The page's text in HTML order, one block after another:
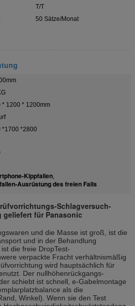
T/T
50 Sätze/Monat
* 1200 * 1200mm
*1700 *2800
Kippfallen,
Ausrüstung des freien Falls
Schlagversuch-
geliefert für Panasonic
und die Masse ist groß, ist die
und in der Behandlung
die freie DropTest-
verpackte Fracht verhältnismäßig
wird hauptsächlich für
Der nullhöhenrückgangs-
schiebt ist schnell, e-Gabelmontage
als die
Winkel). Wenn sie den Test